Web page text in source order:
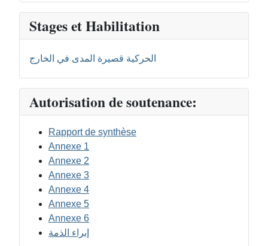
Stages et Habilitation
الحركية قصيرة المدى في الخارج
Autorisation de soutenance:
Rapport de synthèse
Annexe 1
Annexe 2
Annexe 3
Annexe 4
Annexe 5
Annexe 6
إبراء الذمة